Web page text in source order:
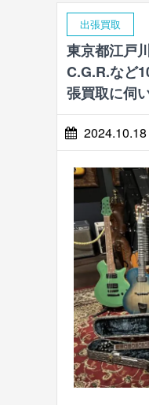
出張買取
東京都江戸
C.G.R.など
張買取に伺
2024.10.18